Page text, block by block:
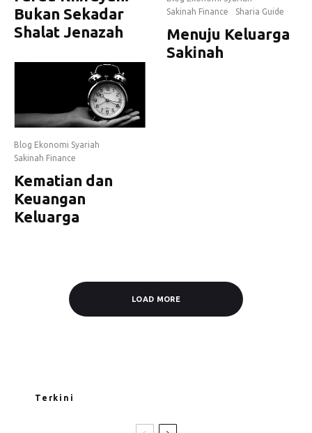
Bukan Sekadar
Shalat Jenazah
Blog Ekonomi Syariah
Sakinah Finance
Kematian dan
Keuangan
Keluarga
Sakinah Finance
Sharia Guide
Menuju Keluarga
Sakinah
LOAD MORE
Terkini